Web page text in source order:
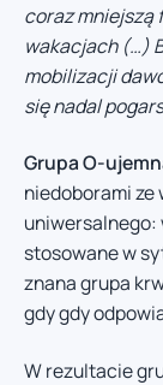
coraz mniejszą
wakacjach (…)
mobilizacji
się nadal
Grupa O-
niedoborami
uniwersalnego:
stosowane w
znana grupa
gdy gdy
W rezultacie